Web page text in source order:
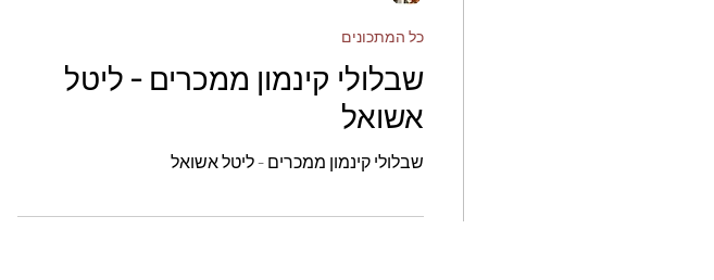
שבלולי קינמון ממכרים - ליטל
אשואל
שבלולי קינמון ממכרים - ליטל אשואל
כל המתכונים